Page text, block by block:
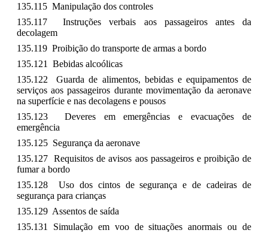
135.115 Manipulação dos controles
135.117 Instruções verbais aos passageiros antes da
decolagem
135.119 Proibição do transporte de armas a bordo
135.121 Bebidas alcoólicas
135.122 Guarda de alimentos, bebidas e equipamentos de
serviços aos passageiros durante movimentação da aeronave
na superfície e nas decolagens e pousos
135.123 Deveres em emergências e evacuações de
emergência
135.125 Segurança da aeronave
135.127 Requisitos de avisos aos passageiros e proibição de
fumar a bordo
135.128 Uso dos cintos de segurança e de cadeiras de
segurança para crianças
135.129 Assentos de saída
135.131 Simulação em voo de situações anormais ou de